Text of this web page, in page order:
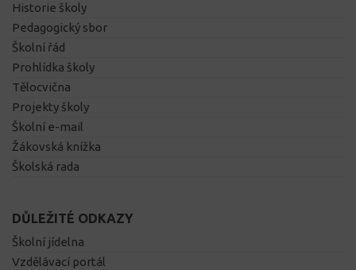
Historie školy
Pedagogický sbor
Školní řád
Prohlídka školy
Tělocvična
Projekty školy
Školní e-mail
Žákovská knížka
Školská rada
DŮLEŽITÉ ODKAZY
Školní jídelna
Vzdělávací portál